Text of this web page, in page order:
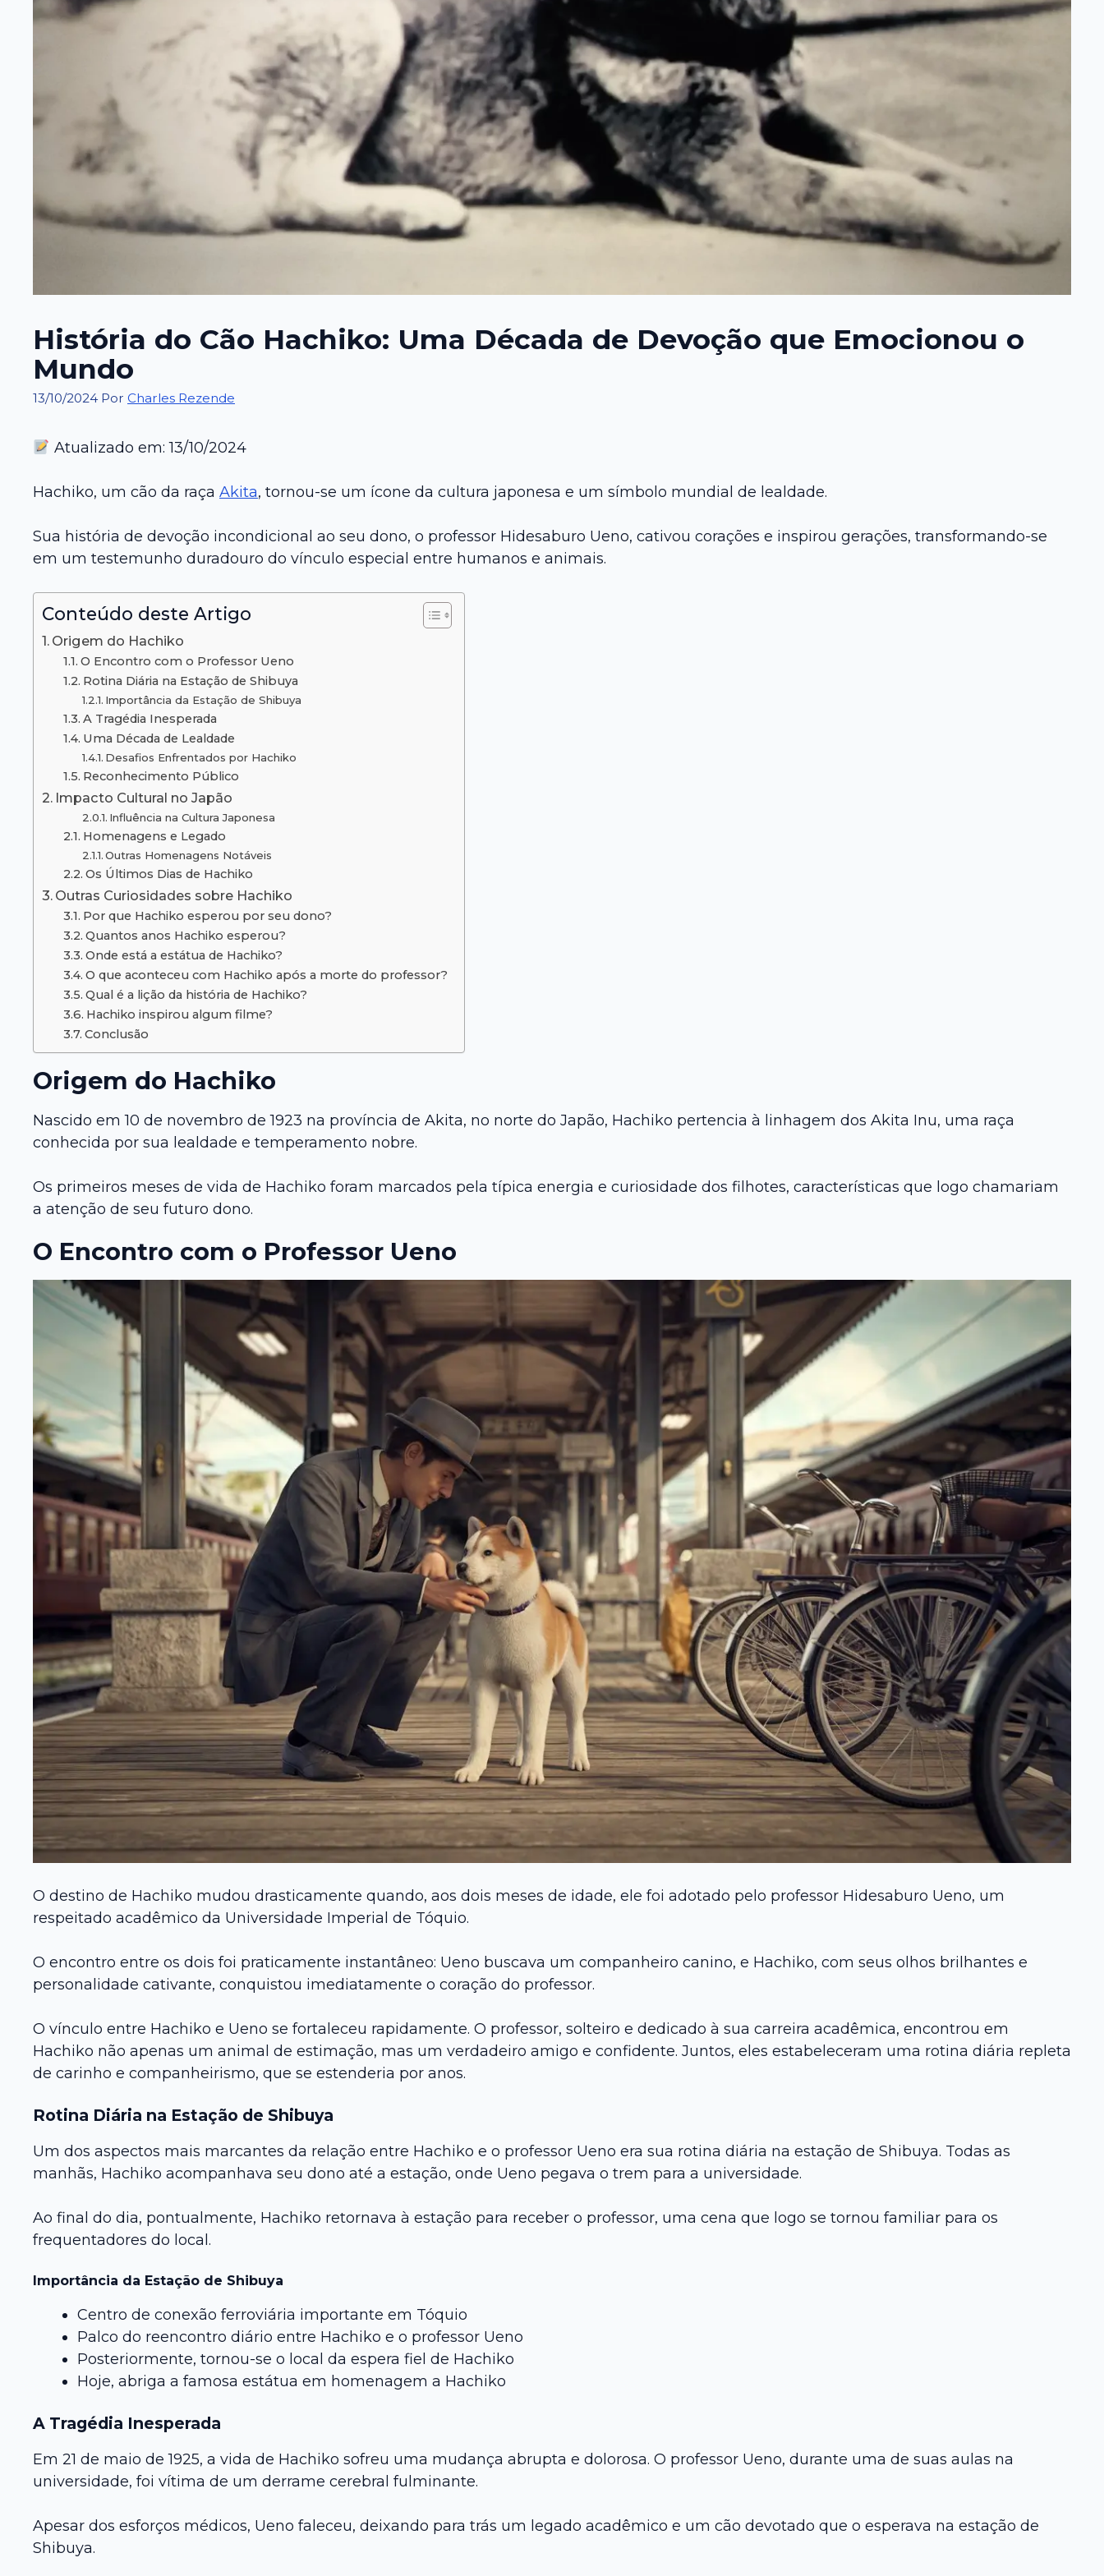
História do Cão Hachiko: Uma Década de Devoção que Emocionou o
Mundo
13/10/2024 Por Charles Rezende
Atualizado em: 13/10/2024
Hachiko, um cão da raça Akita, tornou-se um ícone da cultura japonesa e um símbolo mundial de lealdade.
Sua história de devoção incondicional ao seu dono, o professor Hidesaburo Ueno, cativou corações e inspirou gerações, transformando-se
em um testemunho duradouro do vínculo especial entre humanos e animais.
Conteúdo deste Artigo
Origem do Hachiko
O Encontro com o Professor Ueno
Rotina Diária na Estação de Shibuya
Importância da Estação de Shibuya
A Tragédia Inesperada
Uma Década de Lealdade
Desafios Enfrentados por Hachiko
Reconhecimento Público
Impacto Cultural no Japão
Influência na Cultura Japonesa
Homenagens e Legado
Outras Homenagens Notáveis
Os Últimos Dias de Hachiko
Outras Curiosidades sobre Hachiko
Por que Hachiko esperou por seu dono?
Quantos anos Hachiko esperou?
Onde está a estátua de Hachiko?
O que aconteceu com Hachiko após a morte do professor?
Qual é a lição da história de Hachiko?
Hachiko inspirou algum filme?
Conclusão
Origem do Hachiko
Nascido em 10 de novembro de 1923 na província de Akita, no norte do Japão, Hachiko pertencia à linhagem dos Akita Inu, uma raça
conhecida por sua lealdade e temperamento nobre.
Os primeiros meses de vida de Hachiko foram marcados pela típica energia e curiosidade dos filhotes, características que logo chamariam
a atenção de seu futuro dono.
O Encontro com o Professor Ueno
O destino de Hachiko mudou drasticamente quando, aos dois meses de idade, ele foi adotado pelo professor Hidesaburo Ueno, um
respeitado acadêmico da Universidade Imperial de Tóquio.
O encontro entre os dois foi praticamente instantâneo: Ueno buscava um companheiro canino, e Hachiko, com seus olhos brilhantes e
personalidade cativante, conquistou imediatamente o coração do professor.
O vínculo entre Hachiko e Ueno se fortaleceu rapidamente. O professor, solteiro e dedicado à sua carreira acadêmica, encontrou em
Hachiko não apenas um animal de estimação, mas um verdadeiro amigo e confidente. Juntos, eles estabeleceram uma rotina diária repleta
de carinho e companheirismo, que se estenderia por anos.
Rotina Diária na Estação de Shibuya
Um dos aspectos mais marcantes da relação entre Hachiko e o professor Ueno era sua rotina diária na estação de Shibuya. Todas as
manhãs, Hachiko acompanhava seu dono até a estação, onde Ueno pegava o trem para a universidade.
Ao final do dia, pontualmente, Hachiko retornava à estação para receber o professor, uma cena que logo se tornou familiar para os
frequentadores do local.
Importância da Estação de Shibuya
Centro de conexão ferroviária importante em Tóquio
Palco do reencontro diário entre Hachiko e o professor Ueno
Posteriormente, tornou-se o local da espera fiel de Hachiko
Hoje, abriga a famosa estátua em homenagem a Hachiko
A Tragédia Inesperada
Em 21 de maio de 1925, a vida de Hachiko sofreu uma mudança abrupta e dolorosa. O professor Ueno, durante uma de suas aulas na
universidade, foi vítima de um derrame cerebral fulminante.
Apesar dos esforços médicos, Ueno faleceu, deixando para trás um legado acadêmico e um cão devotado que o esperava na estação de
Shibuya.